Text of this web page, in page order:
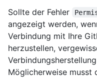
Sollte der Fehler
angezeigt werden,
Verbindung mit Ihre
herzustellen,
Möglicherweise musst